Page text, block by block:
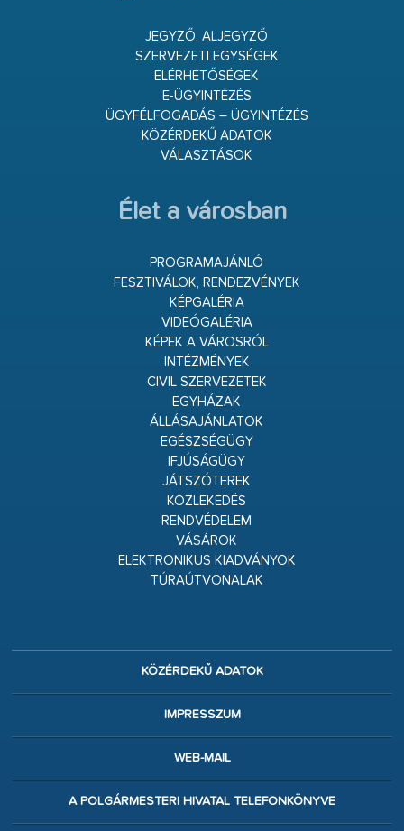
JEGYZŐ, ALJEGYZŐ
SZERVEZETI EGYSÉGEK
ELÉRHETŐSÉGEK
E-ÜGYINTÉZÉS
ÜGYFÉLFOGADÁS – ÜGYINTÉZÉS
KÖZÉRDEKŰ ADATOK
VÁLASZTÁSOK
Élet a városban
PROGRAMAJÁNLÓ
FESZTIVÁLOK, RENDEZVÉNYEK
KÉPGALÉRIA
VIDEÓGALÉRIA
KÉPEK A VÁROSRÓL
INTÉZMÉNYEK
CIVIL SZERVEZETEK
EGYHÁZAK
ÁLLÁSAJÁNLATOK
EGÉSZSÉGÜGY
IFJÚSÁGÜGY
JÁTSZÓTEREK
KÖZLEKEDÉS
RENDVÉDELEM
VÁSÁROK
ELEKTRONIKUS KIADVÁNYOK
TÚRAÚTVONALAK
KÖZÉRDEKŰ ADATOK
IMPRESSZUM
WEB-MAIL
A POLGÁRMESTERI HIVATAL TELEFONKÖNYVE